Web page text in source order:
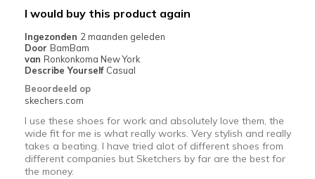
Beste toepassingen
Travel
Width
Sizing
View On Shoes
Shoes are for Wearing
I would buy this product again
Ingezonden 2 maanden geleden
Door BamBam
van Ronkonkoma New York
Describe Yourself Casual
Beoordeeld op
skechers.com
I use these shoes for work and absolutely love them, the
wide fit for me is what really works. Very stylish and really
takes a beating. I have tried alot of different shoes from
different companies but Sketchers by far are the best for
the money.